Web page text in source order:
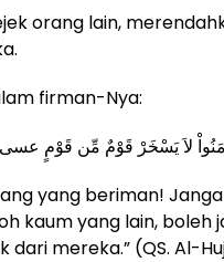
orang lain,
firman-Nya:
آمَنُواْ لاَ يَسْخَرْ قَوْمٌ مِّن قَوْمٍ
yang beriman!
kaum yang lain, boleh
mereka.” (QS. Al-